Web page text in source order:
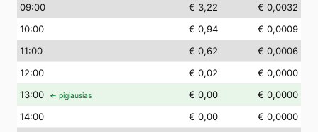
09:00 € 3,22
€ 0,0032
10:00 € 0,94
€ 0,0009
11:00 € 0,62
€ 0,0006
12:00 € 0,02
€ 0,0000
13:00 ← pigiausias € 0,00
€ 0,0000
14:00 € 0,00
€ 0,0000